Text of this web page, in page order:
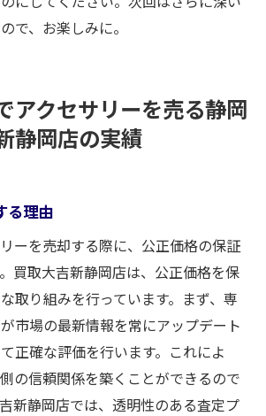
で、お楽しみに。
アクセサリーを売る静岡
静岡店の実績
る理由
ーを売却する際に、公正価格の保証
買取大吉新静岡店は、公正価格を保
取り組みを行っています。まず、専
市場の最新情報を常にアップデート
正確な評価を行います。これによ
の信頼関係を築くことができるので
新静岡店では、透明性のある査定プ